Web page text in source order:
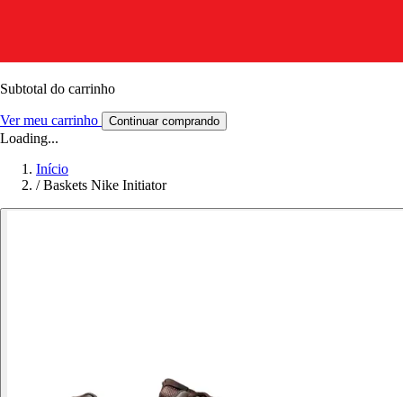
Subtotal do carrinho
Ver meu carrinho Continuar comprando
Loading...
Início
/ Baskets Nike Initiator